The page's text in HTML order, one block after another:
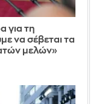
για τη
να σέβεται τα
μελών»